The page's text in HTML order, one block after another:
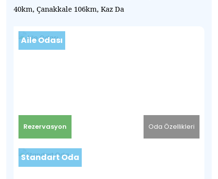
40km, Çanakkale 106km, Kaz Da
Aile Odası
Oda Özellikleri
Rezervasyon
Standart Oda